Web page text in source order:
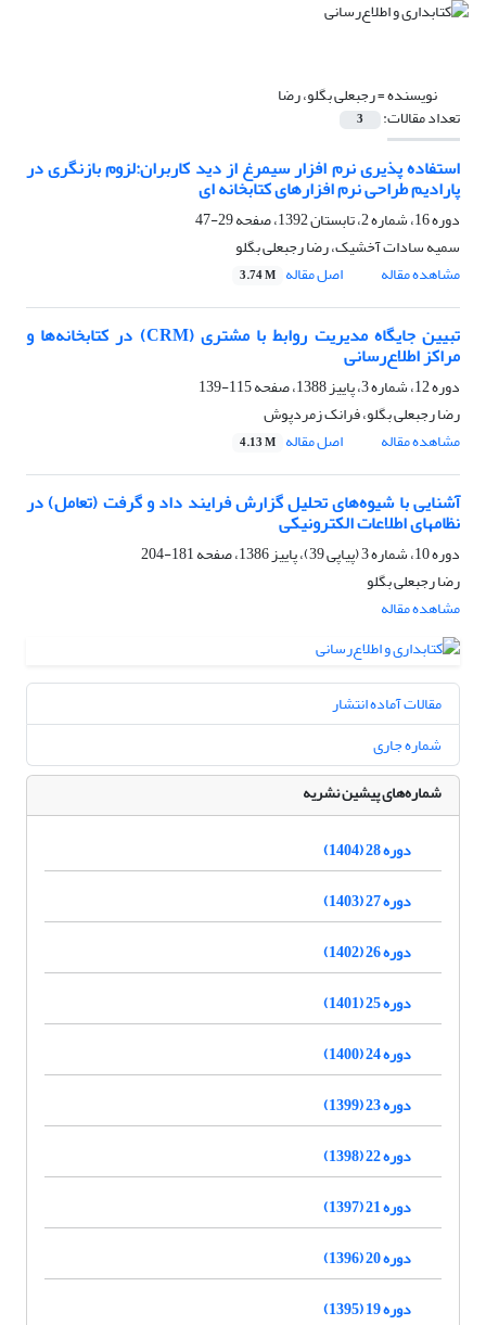
نویسنده =رجبعلی بگلو، رضا
تعداد مقالات: 3
استفاده پذیری نرم افزار سیمرغ از دید کاربران:لزوم بازنگری در
پارادیم طراحی نرم افزارهای کتابخانه ای
دوره 16، شماره 2، تابستان 1392، صفحه
29-47
سمیه سادات آخشیک، رضا رجبعلی بگلو
مشاهده مقاله
اصل مقاله 3.74 M
تبیین جایگاه مدیریت روابط با مشتری (CRM) در کتابخانه‌ها و
مراکز اطلاع‌رسانی
دوره 12، شماره 3، پاییز 1388، صفحه
115-139
رضا رجبعلی بگلو، فرانک زمردپوش
مشاهده مقاله
اصل مقاله 4.13 M
آشنایی با شیوه‌های تحلیل گزارش فرایند داد و گرفت (تعامل) در
نظامهای اطلاعات الکترونیکی
دوره 10، شماره 3 (پیاپی 39)، پاییز 1386، صفحه
181-204
رضا رجبعلی بگلو
مشاهده مقاله
مقالات آماده انتشار
شماره جاری
شماره‌های پیشین نشریه
دوره 28 (1404)
دوره 27 (1403)
دوره 26 (1402)
دوره 25 (1401)
دوره 24 (1400)
دوره 23 (1399)
دوره 22 (1398)
دوره 21 (1397)
دوره 20 (1396)
دوره 19 (1395)